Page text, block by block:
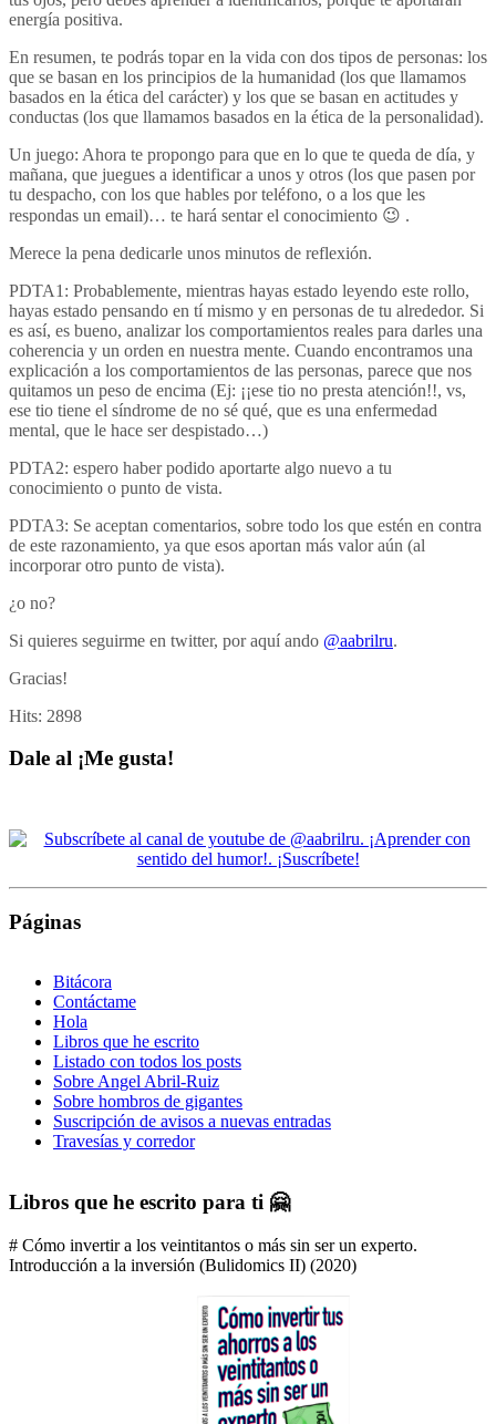
energía positiva.
En resumen, te podrás topar en la vida con dos tipos de personas: los
que se basan en los principios de la humanidad (los que llamamos
basados en la ética del carácter) y los que se basan en actitudes y
conductas (los que llamamos basados en la ética de la personalidad).
Un juego: Ahora te propongo para que en lo que te queda de día, y
mañana, que juegues a identificar a unos y otros (los que pasen por
tu despacho, con los que hables por teléfono, o a los que les
respondas un email)… te hará sentar el conocimiento 😉 .
Merece la pena dedicarle unos minutos de reflexión.
PDTA1: Probablemente, mientras hayas estado leyendo este rollo,
hayas estado pensando en tí mismo y en personas de tu alrededor. Si
es así, es bueno, analizar los comportamientos reales para darles una
coherencia y un orden en nuestra mente. Cuando encontramos una
explicación a los comportamientos de las personas, parece que nos
quitamos un peso de encima (Ej: ¡¡ese tio no presta atención!!, vs,
ese tio tiene el síndrome de no sé qué, que es una enfermedad
mental, que le hace ser despistado…)
PDTA2: espero haber podido aportarte algo nuevo a tu
conocimiento o punto de vista.
PDTA3: Se aceptan comentarios, sobre todo los que estén en contra
de este razonamiento, ya que esos aportan más valor aún (al
incorporar otro punto de vista).
¿o no?
Si quieres seguirme en twitter, por aquí ando @aabrilru.
Gracias!
Hits: 2898
Dale al ¡Me gusta!
Páginas
Bitácora
Contáctame
Hola
Libros que he escrito
Listado con todos los posts
Sobre Angel Abril-Ruiz
Sobre hombros de gigantes
Suscripción de avisos a nuevas entradas
Travesías y corredor
Libros que he escrito para ti 🤗
# Cómo invertir a los veintitantos o más sin ser un experto.
Introducción a la inversión (Bulidomics II) (2020)